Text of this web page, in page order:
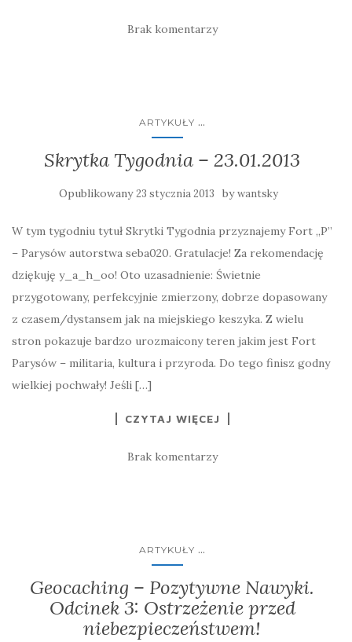
Brak komentarzy
ARTYKUŁY ...
Skrytka Tygodnia – 23.01.2013
Opublikowany23 stycznia 2013 bywantsky
W tym tygodniu tytuł Skrytki Tygodnia przyznajemy Fort „P”
– Parysów autorstwa seba020. Gratulacje! Za rekomendację
dziękuję y_a_h_oo! Oto uzasadnienie: Świetnie
przygotowany, perfekcyjnie zmierzony, dobrze dopasowany
z czasem/dystansem jak na miejskiego keszyka. Z wielu
stron pokazuje bardzo urozmaicony teren jakim jest Fort
Parysów – militaria, kultura i przyroda. Do tego finisz godny
wielkiej pochwały! Jeśli […]
CZYTAJ WIĘCEJ
Brak komentarzy
ARTYKUŁY ...
Geocaching – Pozytywne Nawyki.
Odcinek 3: Ostrzeżenie przed
niebezpieczeństwem!